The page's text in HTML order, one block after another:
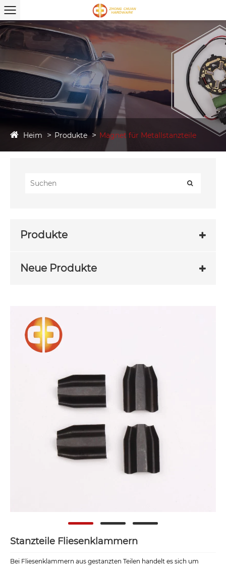
Heim Produkte Magnet für Metallstanzteile
Produkte
Neue Produkte
Stanzteile Fliesenklammern
Bei Fliesenklammern aus gestanzten Teilen handelt es sich um